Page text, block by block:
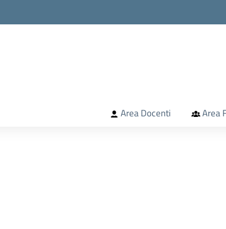
Area Docenti Area